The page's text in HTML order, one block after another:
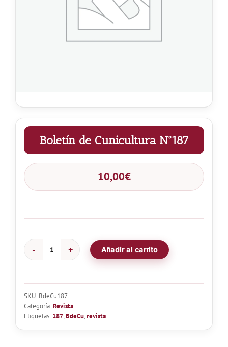
WooCommerce My Account
WooCommerce Cart
Boletín de Cunicultura Nº187
10,00€
Boletín
Nº187
cantidad
Añadir al carrito
SKU: BdeCu187
Categoría:Revista
Etiquetas: 187,BdeCu,revista